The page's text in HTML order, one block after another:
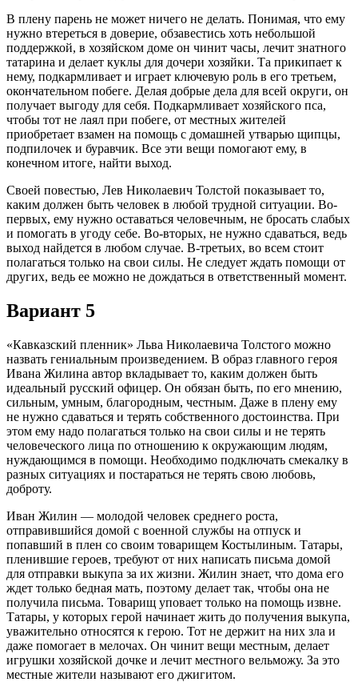
В плену парень не может ничего не делать. Понимая, что ему
нужно втереться в доверие, обзавестись хоть небольшой
поддержкой, в хозяйском доме он чинит часы, лечит знатного
татарина и делает куклы для дочери хозяйки. Та прикипает к
нему, подкармливает и играет ключевую роль в его третьем,
окончательном побеге. Делая добрые дела для всей округи, он
получает выгоду для себя. Подкармливает хозяйского пса,
чтобы тот не лаял при побеге, от местных жителей
приобретает взамен на помощь с домашней утварью щипцы,
подпилочек и буравчик. Все эти вещи помогают ему, в
конечном итоге, найти выход.
Своей повестью, Лев Николаевич Толстой показывает то,
каким должен быть человек в любой трудной ситуации. Во-
первых, ему нужно оставаться человечным, не бросать слабых
и помогать в угоду себе. Во-вторых, не нужно сдаваться, ведь
выход найдется в любом случае. В-третьих, во всем стоит
полагаться только на свои силы. Не следует ждать помощи от
других, ведь ее можно не дождаться в ответственный момент.
Вариант 5
«Кавказский пленник» Льва Николаевича Толстого можно
назвать гениальным произведением. В образ главного героя
Ивана Жилина автор вкладывает то, каким должен быть
идеальный русский офицер. Он обязан быть, по его мнению,
сильным, умным, благородным, честным. Даже в плену ему
не нужно сдаваться и терять собственного достоинства. При
этом ему надо полагаться только на свои силы и не терять
человеческого лица по отношению к окружающим людям,
нуждающимся в помощи. Необходимо подключать смекалку в
разных ситуациях и постараться не терять свою любовь,
доброту.
Иван Жилин — молодой человек среднего роста,
отправившийся домой с военной службы на отпуск и
попавший в плен со своим товарищем Костылиным. Татары,
пленившие героев, требуют от них написать письма домой
для отправки выкупа за их жизни. Жилин знает, что дома его
ждет только бедная мать, поэтому делает так, чтобы она не
получила письма. Товарищ уповает только на помощь извне.
Татары, у которых герой начинает жить до получения выкупа,
уважительно относятся к герою. Тот не держит на них зла и
даже помогает в мелочах. Он чинит вещи местным, делает
игрушки хозяйской дочке и лечит местного вельможу. За это
местные жители называют его джигитом.